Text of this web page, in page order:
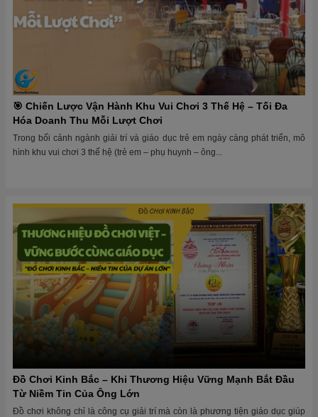
🎯 Chiến Lược Vận Hành Khu Vui Chơi 3 Thế Hệ – Tối Đa
Hóa Doanh Thu Mỗi Lượt Chơi
Trong bối cảnh ngành giải trí và giáo dục trẻ em ngày càng phát triển, mô
hình khu vui chơi 3 thế hệ (trẻ em – phụ huynh – ông...
Đồ Chơi Kinh Bắc – Khi Thương Hiệu Vững Mạnh Bắt Đầu
Từ Niềm Tin Của Ông Lớn
Đồ chơi không chỉ là công cụ giải trí mà còn là phương tiện giáo dục giúp